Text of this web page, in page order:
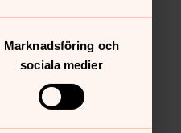
Marknadsföring och
sociala medier